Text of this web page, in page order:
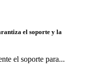
el soporte y la
el soporte para...